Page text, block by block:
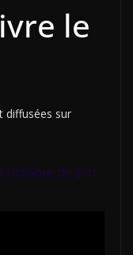
le
diffusées sur
octobre de 10h